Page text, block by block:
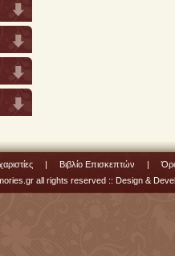
| Βιβλίο Επισκεπτών |
all rights reserved :: Design &